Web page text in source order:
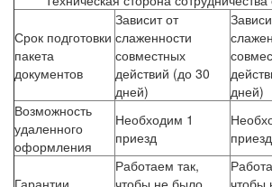
Срок подготовки
пакета
документов
Зависит от
слаженности
совместных
действий (до 30
дней)
дней)
Возможность
удаленного
оформления
Необходим 1
приезд
приезд
Гарантии
Работаем так,
чтобы не было
чтобы